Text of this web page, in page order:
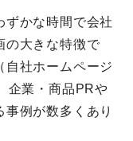
ずかな時間で会社
の大きな特徴で
自社ホームページ
企業・商品PRや
例が数多くあり